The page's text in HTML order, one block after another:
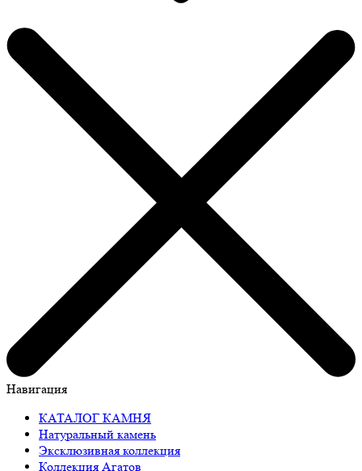
Навигация
КАТАЛОГ КАМНЯ
Натуральный камень
Эксклюзивная коллекция
Коллекция Агатов